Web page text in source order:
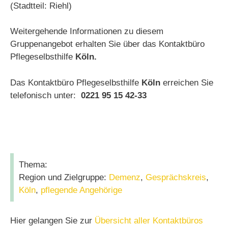
(Stadtteil: Riehl)
Weitergehende Informationen zu diesem
Gruppenangebot erhalten Sie über das Kontaktbüro
Pflegeselbsthilfe Köln.
Das Kontaktbüro Pflegeselbsthilfe Köln erreichen Sie
telefonisch unter: 0221 95 15 42-33
Thema:
Region und Zielgruppe: Demenz, Gesprächskreis,
Köln, pflegende Angehörige
Hier gelangen Sie zur Übersicht aller Kontaktbüros